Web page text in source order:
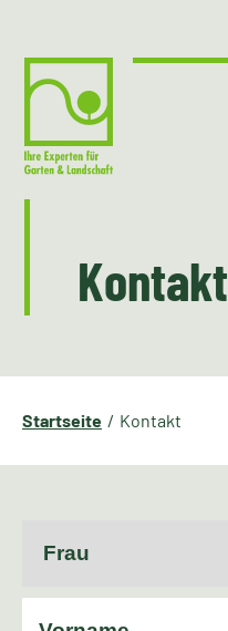
Kontakt
Startseite Kontakt